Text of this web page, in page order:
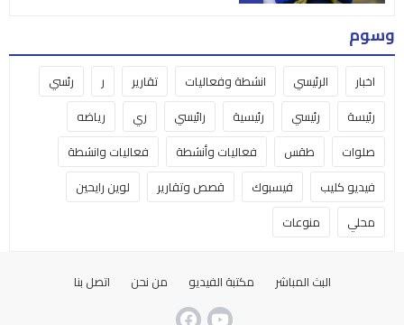
وسوم
اخبار الرئيسي انشطة وفعاليات تقارير ر
رئسي
رئيسة
رئيسي رئيسية رائيسي ري
رياضه
صلوات
طقس فعاليات وأنشطة
فعاليات وانشطة
فيديو كليب
فيسبوك قصص وتقارير
لوين رايحين
محلي
منوعات
البث المباشر مكتبة الفيديو من نحن اتصل بنا